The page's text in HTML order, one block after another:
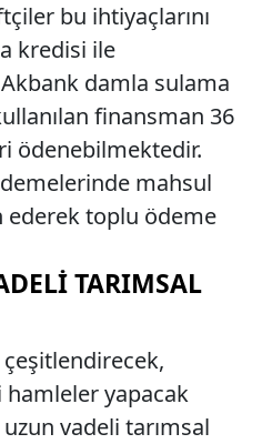
bu ihtiyaçlarını
kredisi ile
damla sulama
finansman 36
ödenebilmektedir.
mahsul
toplu ödeme
TARIMSAL
çeşitlendirecek,
hamleler yapacak
vadeli tarımsal